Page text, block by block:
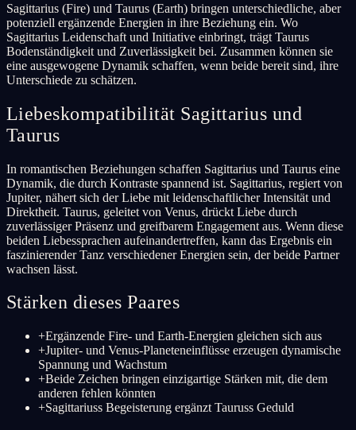
Sagittarius (Fire) und Taurus (Earth) bringen unterschiedliche, aber
potenziell ergänzende Energien in ihre Beziehung ein. Wo
Sagittarius Leidenschaft und Initiative einbringt, trägt Taurus
Bodenständigkeit und Zuverlässigkeit bei. Zusammen können sie
eine ausgewogene Dynamik schaffen, wenn beide bereit sind, ihre
Unterschiede zu schätzen.
Liebeskompatibilität Sagittarius und
Taurus
In romantischen Beziehungen schaffen Sagittarius und Taurus eine
Dynamik, die durch Kontraste spannend ist. Sagittarius, regiert von
Jupiter, nähert sich der Liebe mit leidenschaftlicher Intensität und
Direktheit. Taurus, geleitet von Venus, drückt Liebe durch
zuverlässiger Präsenz und greifbarem Engagement aus. Wenn diese
beiden Liebessprachen aufeinandertreffen, kann das Ergebnis ein
faszinierender Tanz verschiedener Energien sein, der beide Partner
wachsen lässt.
Stärken dieses Paares
+Ergänzende Fire- und Earth-Energien gleichen sich aus
+Jupiter- und Venus-Planeteneinflüsse erzeugen dynamische
Spannung und Wachstum
+Beide Zeichen bringen einzigartige Stärken mit, die dem
anderen fehlen könnten
+Sagittariuss Begeisterung ergänzt Tauruss Geduld